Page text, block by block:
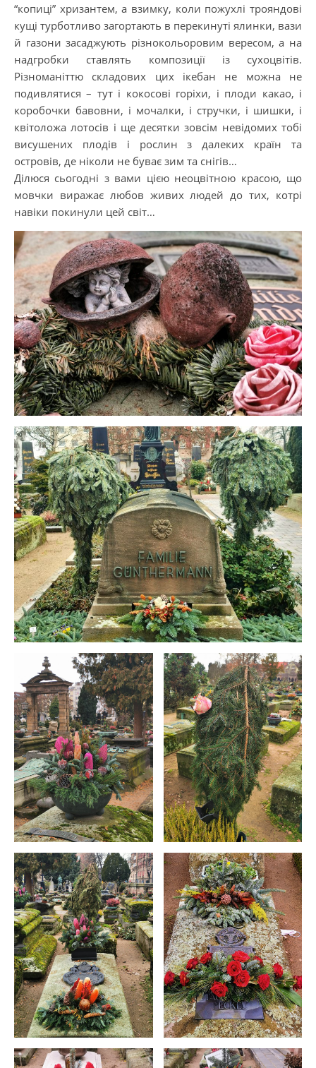
“копиці” хризантем, а взимку, коли пожухлі трояндові
кущі турботливо загортають в перекинуті ялинки, вази
й газони засаджують різнокольоровим вересом, а на
надгробки ставлять композиції із сухоцвітів.
Різноманіттю складових цих ікебан не можна не
подивлятися – тут і кокосові горіхи, і плоди какао, і
коробочки бавовни, і мочалки, і стручки, і шишки, і
квітоложа лотосів і ще десятки зовсім невідомих тобі
висушених плодів і рослин з далеких країн та
островів, де ніколи не буває зим та снігів…
Ділюся сьогодні з вами цією неоцвітною красою, що
мовчки виражає любов живих людей до тих, котрі
навіки покинули цей світ…